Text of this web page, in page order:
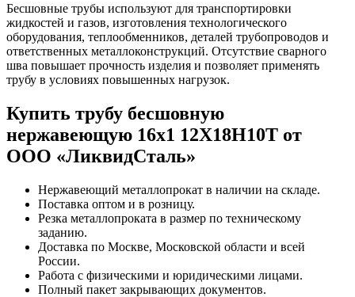
Бесшовные трубы используют для транспортировки
жидкостей и газов, изготовления технологического
оборудования, теплообменников, деталей трубопроводов и
ответственных металлоконструкций. Отсутствие сварного
шва повышает прочность изделия и позволяет применять
трубу в условиях повышенных нагрузок.
Купить трубу бесшовную
нержавеющую 16х1 12Х18Н10Т от
ООО «ЛиквидСталь»
Нержавеющий металлопрокат в наличии на складе.
Поставка оптом и в розницу.
Резка металлопроката в размер по техническому
заданию.
Доставка по Москве, Московской области и всей
России.
Работа с физическими и юридическими лицами.
Полный пакет закрывающих документов.